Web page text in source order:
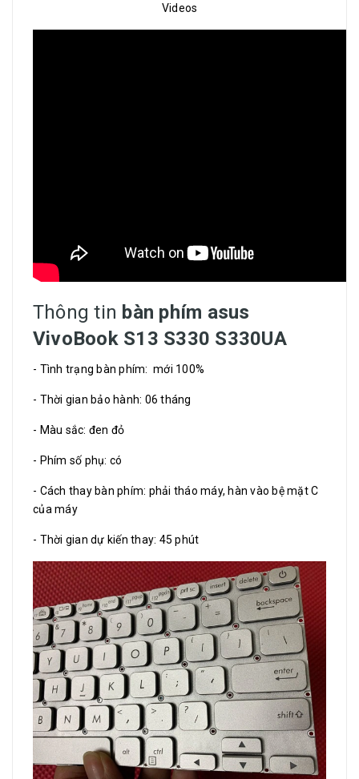
Videos
Thông tin bàn phím asus
VivoBook S13 S330 S330UA
- Tình trạng bàn phím: mới 100%
- Thời gian bảo hành: 06 tháng
- Màu sắc: đen đỏ
- Phím số phụ: có
- Cách thay bàn phím: phải tháo máy, hàn vào bệ mặt C
của máy
- Thời gian dự kiến thay: 45 phút